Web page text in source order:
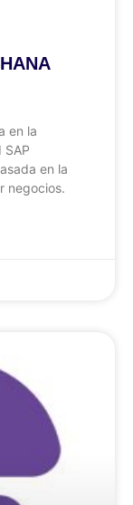
en la
SAP
en la
negocios.